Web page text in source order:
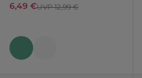
6,49 €UVP 12,99 €